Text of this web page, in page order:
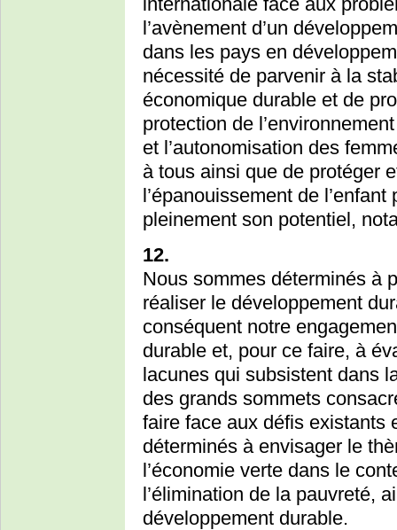
l’avènement d’un
dans les pays en
nécessité de parvenir à la
économique durable et de
protection de
et l’autonomisation des
à tous ainsi que de protéger
l’épanouissement de
pleinement son potentiel,
12.
Nous sommes déterminés à
réaliser le développement
conséquent notre
durable et, pour ce faire, à
lacunes qui subsistent dans
des grands sommets
faire face aux défis existants
déterminés à envisager le
l’économie verte dans le
l’élimination de la pauvreté,
développement durable.